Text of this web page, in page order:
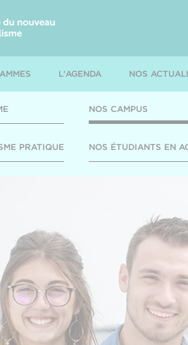
L'AGENDA NOS
PRATIQUE
NOS CAMPUS
NOS ÉTUDIANTS EN